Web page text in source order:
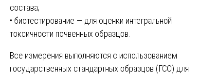
состава;
• биотестирование — для оценки интегральной
токсичности почвенных образцов.
Все измерения выполняются с использованием
государственных стандартных образцов (ГСО) для